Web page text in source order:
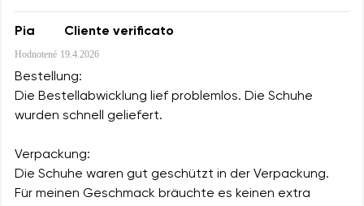
Pia Cliente verificato
Hodnotené 19.4.2026
Bestellung:
Die Bestellabwicklung lief problemlos. Die Schuhe
wurden schnell geliefert.
Verpackung:
Die Schuhe waren gut geschützt in der Verpackung.
Für meinen Geschmack bräuchte es keinen extra